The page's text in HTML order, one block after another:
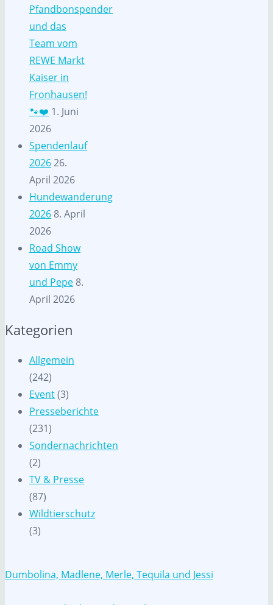
Pfandbonspender
und das
Team vom
REWE Markt
Kaiser in
Fronhausen!
🐾❤️ 1. Juni
2026
Spendenlauf
202626.
April 2026
Hundewanderung
2026 8. April
2026
Road Show
von Emmy
und Pepe 8.
April 2026
Kategorien
Allgemein
(242)
Event(3)
Presseberichte
(231)
Sondernachrichten
(2)
TV & Presse
(87)
Wildtierschutz
(3)
Dumbolina, Madlene, Merle, Tequila und Jessi